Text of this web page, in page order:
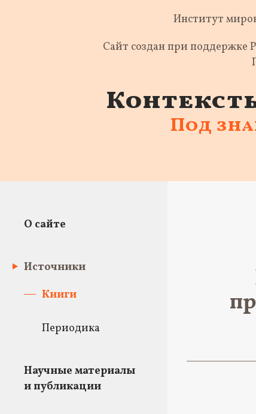
Институт
Сайт создан при поддержке
Под
О сайте
Источники
Книги
Периодика
Научные материалы
и публикации